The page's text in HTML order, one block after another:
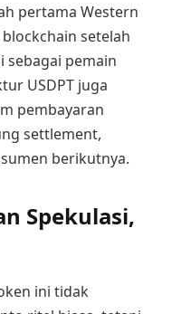
pertama Western
setelah
sebagai pemain
USDPT juga
pembayaran
settlement,
berikutnya.
Spekulasi,
ini tidak